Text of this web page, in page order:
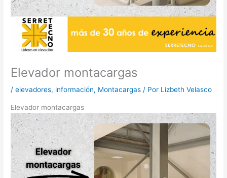
Elevador montacargas
/elevadores, información, Montacargas / Por Lizbeth Velasco
Elevador montacargas